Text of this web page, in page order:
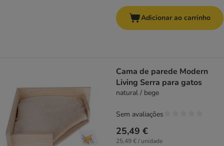
Adicionar ao carrinho
Cama de parede Modern
Living Serra para gatos
natural / bege
25,49 €
25,49 € / unidade
Sem avaliações